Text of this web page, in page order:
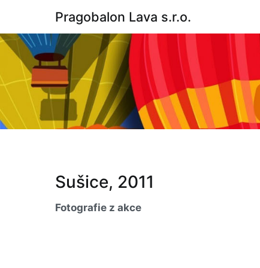
content
Pragobalon Lava s.r.o.
Sušice, 2011
Fotografie z akce